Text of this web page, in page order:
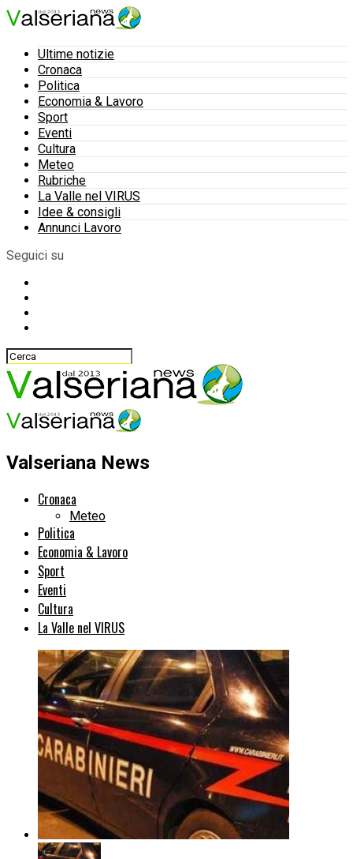
Ultime notizie
Cronaca
Politica
Economia & Lavoro
Sport
Eventi
Cultura
Meteo
Rubriche
La Valle nel VIRUS
Idee & consigli
Annunci Lavoro
Seguici su
Valseriana News
Cronaca
Meteo
Politica
Economia & Lavoro
Sport
Eventi
Cultura
La Valle nel VIRUS